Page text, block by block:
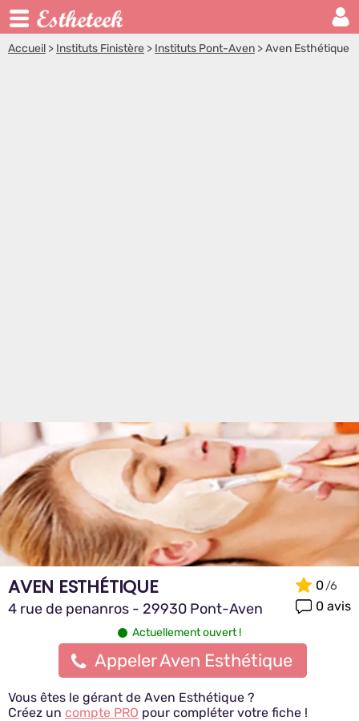
Accueil > Instituts Finistère > Instituts Pont-Aven >Aven Esthétique
AVEN ESTHÉTIQUE
4 rue de penanros - 29930 Pont-Aven
0
0 avis
Actuellement ouvert !
Appeler Aven Esthétique
Vous êtes le gérant de Aven Esthétique ?
Créez un compte PRO pour compléter votre fiche !